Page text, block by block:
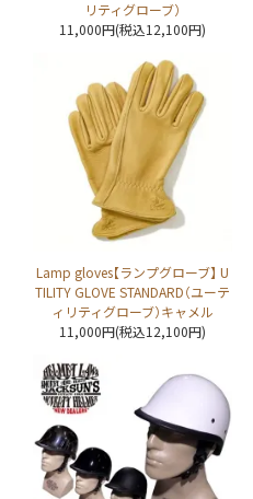
リティグローブ）
11,000円(税込12,100円)
Lamp gloves【ランプグローブ】 U
TILITY GLOVE STANDARD（ユーテ
ィリティグローブ）キャメル
11,000円(税込12,100円)